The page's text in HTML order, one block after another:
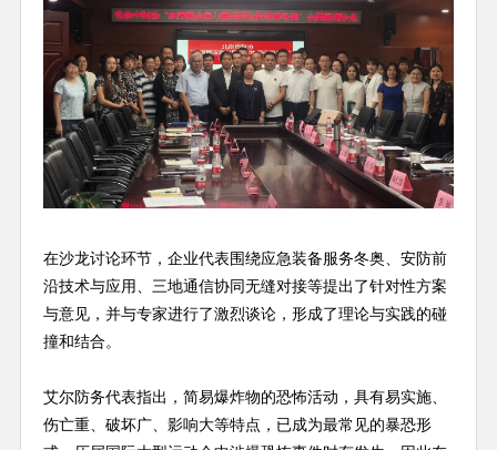
在沙龙讨论环节，企业代表围绕应急装备服务冬奥、安防前
沿技术与应用、三地通信协同无缝对接等提出了针对性方案
与意见，并与专家进行了激烈谈论，形成了理论与实践的碰
撞和结合。
艾尔防务代表指出，简易爆炸物的恐怖活动，具有易实施、
伤亡重、破坏广、影响大等特点，已成为最常见的暴恐形